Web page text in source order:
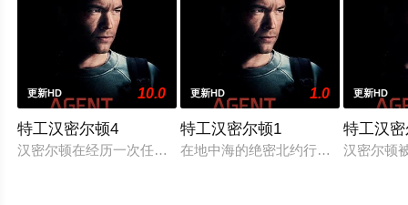
更新HD 10.0
特工汉密尔顿4
汉密尔顿在经历一次任务的严重后果后，陷入了自我毁灭的状
更新HD 1.0
特工汉密尔顿1
在地中海的绝密北约行动中，瑞典攻
更新HD
特工汉
汉密尔顿